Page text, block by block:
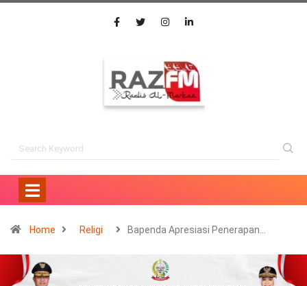
Home Religi Bapenda Apresiasi Penerapan…